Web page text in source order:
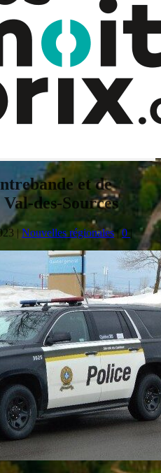
et de
des-Sources
| Nouvelles régionales|0